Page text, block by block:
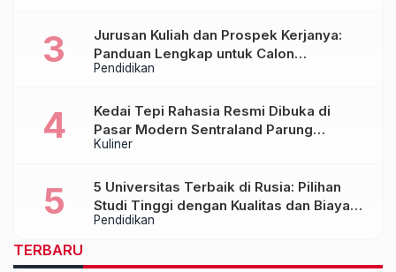
Pendidikan
Jurusan Kuliah dan Prospek Kerjanya:
Panduan Lengkap untuk Calon
Mahasiswa
Kuliner
Kedai Tepi Rahasia Resmi Dibuka di
Pasar Modern Sentraland Parung
Panjang, Hadirkan Sambal Rempah
Pendidikan
5 Universitas Terbaik di Rusia: Pilihan
Studi Tinggi dengan Kualitas dan Biaya
Terjangkau
TERBARU